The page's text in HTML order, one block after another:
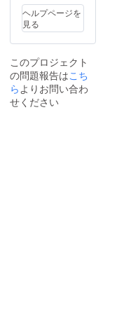
す。 →
備考欄
にて記
入お願
す。 ※
場合に
よって
変更を
お願い
ださっ
た方全
員をご
招待す
Facebo
okペー
ジにて
お名前
または
ヘルプページを
見る
このプロジェクト
の問題報告はこち
ら よりお問い合わ
せください